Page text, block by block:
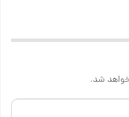
شد.